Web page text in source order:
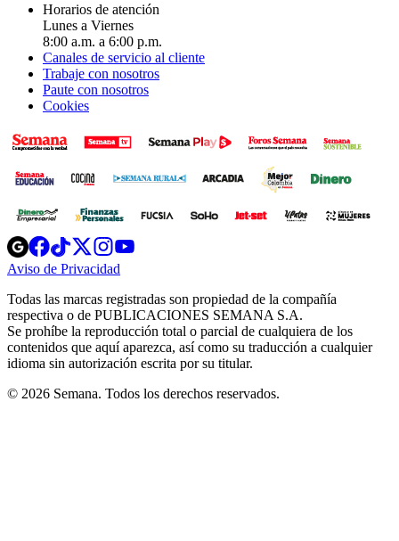
Horarios de atención
Lunes a Viernes
8:00 a.m. a 6:00 p.m.
Canales de servicio al cliente
Trabaje con nosotros
Paute con nosotros
Cookies
Opens
in
new
Opens
in
new
Opens
in
new
window
Opens
new
windowwindow
Aviso de Privacidad
new
window
Todas las marcas registradas son propiedad de la compañía
respectiva o de PUBLICACIONES SEMANA S.A.
Se prohíbe la reproducción total o parcial de cualquiera de los
contenidos que aquí aparezca, así como su traducción a cualquier
idioma sin autorización escrita por su titular.
© 2026 Semana. Todos los derechos reservados.